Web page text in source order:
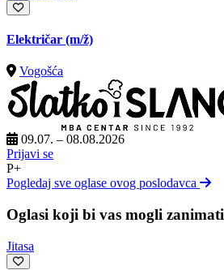
Električar (m/ž)
Vogošća
09.07. – 08.08.2026
Prijavi se
P+
Pogledaj sve oglase ovog poslodavca
Oglasi koji bi vas mogli zanimati
Jitasa